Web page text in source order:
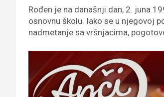
Rođen je na današnji dan, 2. juna
osnovnu školu. Iako se u njegovoj
nadmetanje sa vršnjacima,